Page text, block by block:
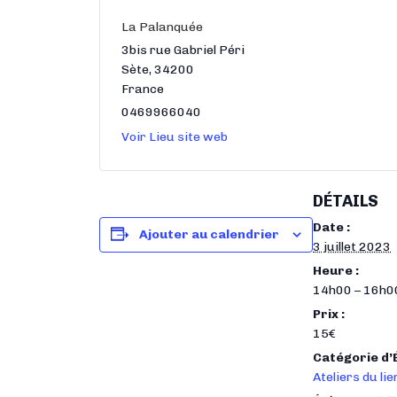
DÉTAILS
Date :
3 juillet 2023
Heure :
14h00 –
Prix :
15€
Catégorie
Ateliers du
La Palanquée
3bis rue Gabriel Péri
Sète,34200
France
0469966040
Voir Lieu site web
Ajouter au calendrier